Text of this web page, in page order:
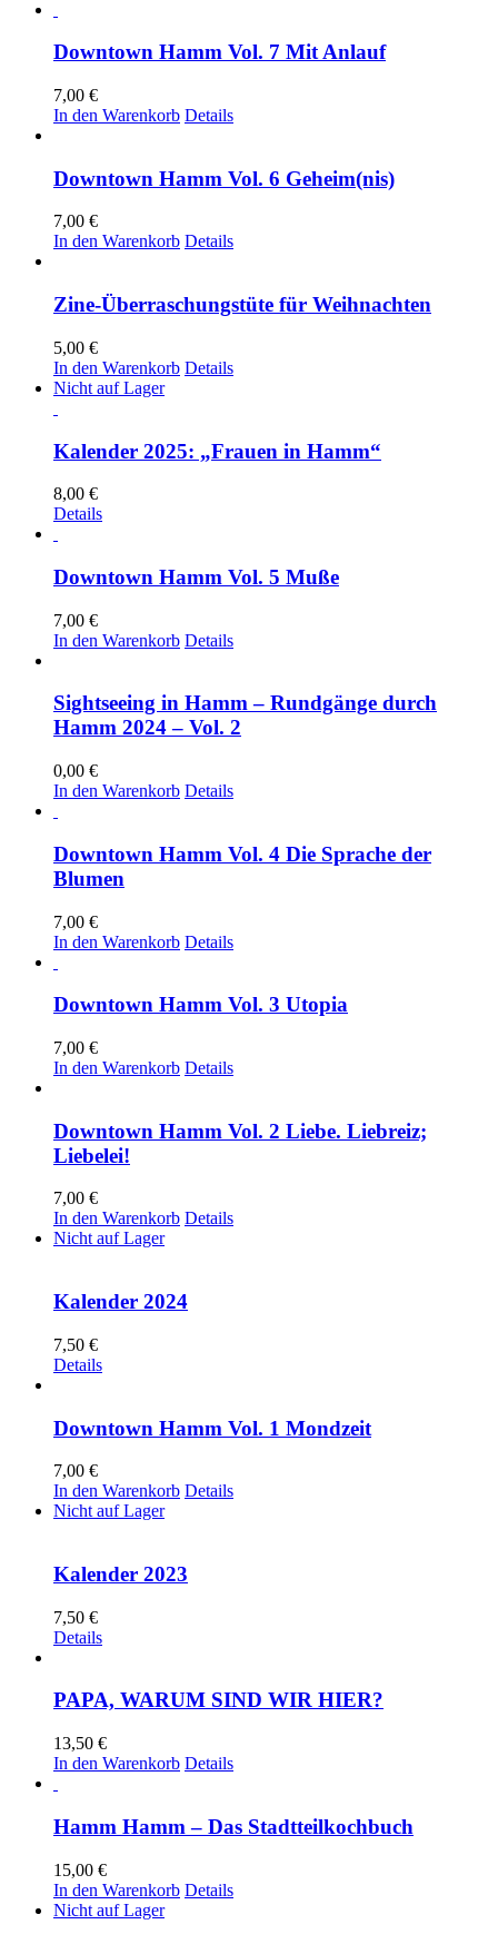
Downtown Hamm Vol. 7 Mit Anlauf
7,00 €
In den Warenkorb Details
Downtown Hamm Vol. 6 Geheim(nis)
7,00 €
In den Warenkorb Details
Zine-Überraschungstüte für Weihnachten
5,00 €
In den Warenkorb Details
Nicht auf Lager
Kalender 2025: „Frauen in Hamm“
8,00 €
Details
Downtown Hamm Vol. 5 Muße
7,00 €
In den Warenkorb Details
Sightseeing in Hamm – Rundgänge durch
Hamm 2024 – Vol. 2
0,00 €
In den Warenkorb Details
Downtown Hamm Vol. 4 Die Sprache der
Blumen
7,00 €
In den Warenkorb Details
Downtown Hamm Vol. 3 Utopia
7,00 €
In den Warenkorb Details
Downtown Hamm Vol. 2 Liebe. Liebreiz;
Liebelei!
7,00 €
In den Warenkorb Details
Nicht auf Lager
Kalender 2024
7,50 €
Details
Downtown Hamm Vol. 1 Mondzeit
7,00 €
In den Warenkorb Details
Nicht auf Lager
Kalender 2023
7,50 €
Details
PAPA, WARUM SIND WIR HIER?
13,50 €
In den Warenkorb Details
Hamm Hamm – Das Stadtteilkochbuch
15,00 €
In den Warenkorb Details
Nicht auf Lager